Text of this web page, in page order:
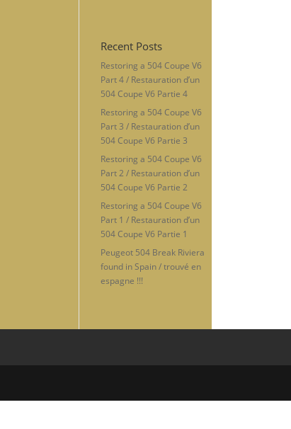
Recent Posts
Restoring a 504 Coupe V6
Part 4 / Restauration d’un
504 Coupe V6 Partie 4
Restoring a 504 Coupe V6
Part 3 / Restauration d’un
504 Coupe V6 Partie 3
Restoring a 504 Coupe V6
Part 2 / Restauration d’un
504 Coupe V6 Partie 2
Restoring a 504 Coupe V6
Part 1 / Restauration d’un
504 Coupe V6 Partie 1
Peugeot 504 Break Riviera
found in Spain / trouvé en
espagne !!!